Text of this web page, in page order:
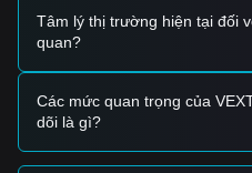
Dựa trên cấu trúc kỹ thuật
các chiến lược giao dịch tham
Vùng có thể mua
• Nếu giá Veloce tiến gần
lên rõ ràng kèm khối lượng
ngắn hạn rủi ro cao.
• Nếu giá Veloce vượt lên trên
Tâm lý thị trường hiện tại đối
quan?
Các mức quan trọng của
dõi là gì?